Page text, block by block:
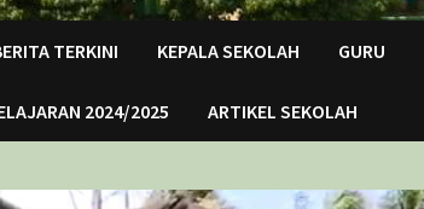
TERKINI KEPALA SEKOLAH GURU
2024/2025 ARTIKEL SEKOLAH